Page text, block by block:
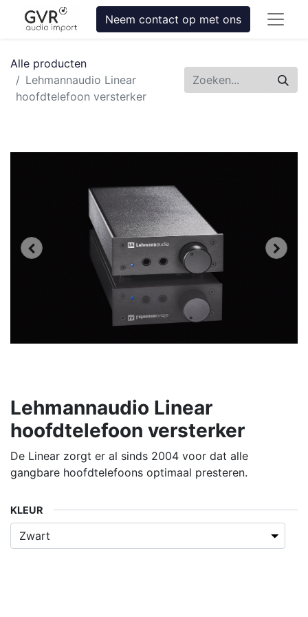
Neem contact op met ons
Alle producten
Lehmannaudio Linear
hoofdtelefoon versterker
Lehmannaudio Linear
hoofdtelefoon versterker
De Linear zorgt er al sinds 2004 voor dat alle
gangbare hoofdtelefoons optimaal presteren.
KLEUR